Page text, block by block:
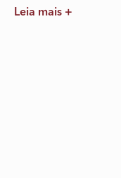
Leia mais +